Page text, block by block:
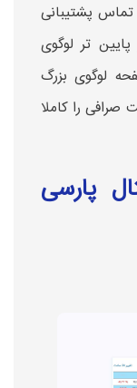
پشتیبانی
تر لوگوی
لوگوی بزرگ
را کاملا
پارسی